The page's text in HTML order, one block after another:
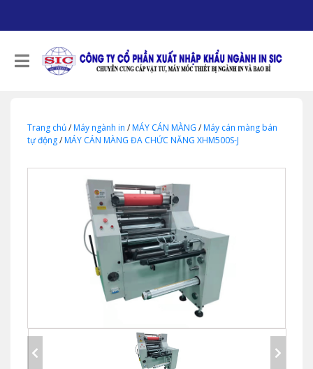
Trang chủ/Máy ngành in /MÁY CÁN MÀNG /Máy cán màng bán
tự động/MÁY CÁN MÀNG ĐA CHỨC NĂNG XHM500S-J